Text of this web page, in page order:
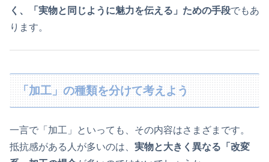
く、「実物と同じように魅力を伝える」ための手段でもあ
ります。
「加工」の種類を分けて考えよう
一言で「加工」といっても、その内容はさまざまです。
抵抗感がある人が多いのは、 実物と大きく異なる「改変